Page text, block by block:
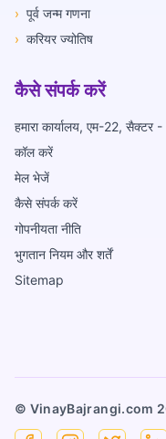
› पूर्व जन्म गणना
› करियर ज्योतिष
कैसे संपर्क करें
हमारा कार्यालय, एम-22,
कॉल करें
मेल भेजें
कैसे संपर्क करें
गोपनीयता नीति
भुगतान नियम और शर्तें
Sitemap
© VinayBajrangi.com